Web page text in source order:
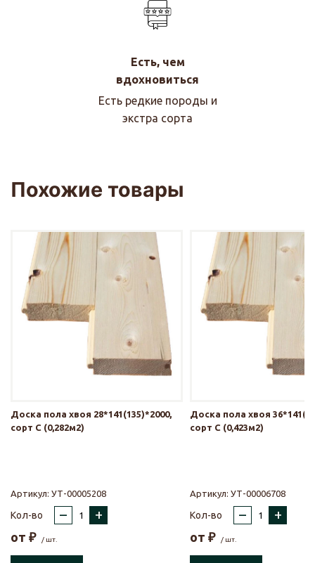
Есть, чем
вдохновиться
Есть редкие породы и
экстра сорта
Похожие товары
Доска пола хвоя 28*141(135)*2000,
сорт С (0,282м2)
Артикул: УТ-00005208
Кол-во – +
от ₽ / шт.
Доска пола хвоя
сорт С (0,423м2)
Артикул: УТ-00006708
Кол-во – +
от ₽ / шт.